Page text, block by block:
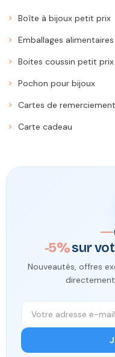
Boîte à bijoux petit prix
Emballages alimentaires
Boites coussin petit prix
Pochon pour bijoux
Cartes de remerciement
Carte cadeau
-5%sur
Nouveautés, offres